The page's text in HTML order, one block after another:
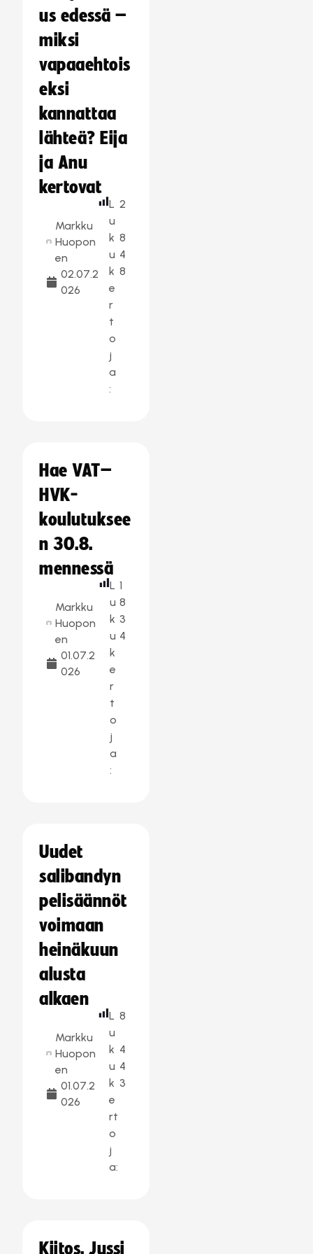
us edessä –
miksi
vapaaehtois
eksi
kannattaa
lähteä? Eija
ja Anu
kertovat
Markku
Huopon
en
02.07.2
026
L
u
k
u
k
e
r
t
o
j
a
:
2
8
4
8
Hae VAT–
HVK-
koulutuksee
n 30.8.
mennessä
Markku
Huopon
en
01.07.2
026
L
u
k
u
k
e
r
t
o
j
a
:
1
8
3
4
Uudet
salibandyn
pelisäännöt
voimaan
heinäkuun
alusta
alkaen
Markku
Huopon
en
01.07.2
026
L
u
k
u
k
e
rt
o
j
a:
8
4
4
3
Kiitos, Jussi